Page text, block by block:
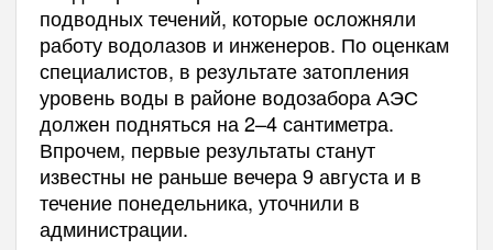
подводных течений, которые осложняли
работу водолазов и инженеров. По оценкам
специалистов, в результате затопления
уровень воды в районе водозабора АЭС
должен подняться на 2–4 сантиметра.
Впрочем, первые результаты станут
известны не раньше вечера 9 августа и в
течение понедельника, уточнили в
администрации.